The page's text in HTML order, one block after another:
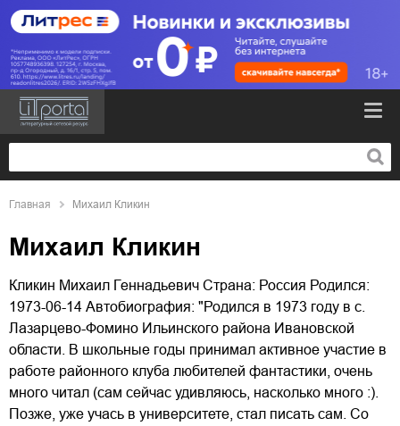
Главная Михаил Кликин
Михаил Кликин
Кликин Михаил Геннадьевич Страна: Россия Родился:
1973-06-14 Автобиография: "Родился в 1973 году в с.
Лазарцево-Фомино Ильинского района Ивановской
области. В школьные годы принимал активное участие в
работе районного клуба любителей фантастики, очень
много читал (сам сейчас удивляюсь, насколько много :).
Позже, уже учась в университете, стал писать сам. Со